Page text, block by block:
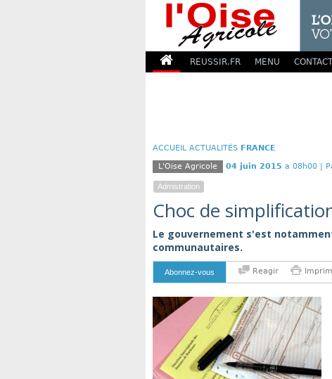
REUSSIR.FR MENU
ACCUEIL ACTUALITÉS FRANCE
L'Oise Agricole 04 juin 2015 a 08h00 |
Admistration
Choc de
Le gouvernement s'est
communautaires.
Abonnez-vous Reagir